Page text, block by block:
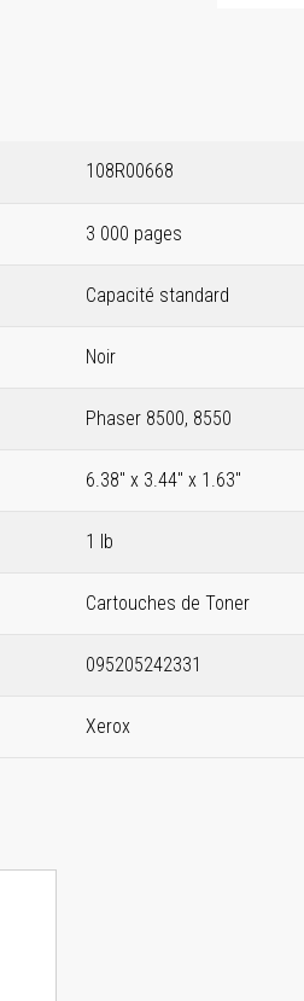
108R00668
3 000 pages
Capacité standard
Noir
Phaser 8500, 8550
6.38" x 3.44" x 1.63"
1 lb
Cartouches de Toner
095205242331
Xerox